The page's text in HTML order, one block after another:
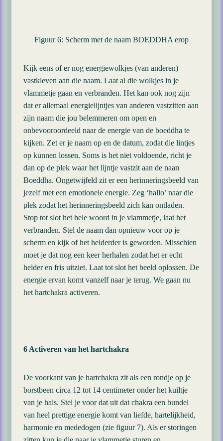
Figuur 6: Scherm met de naam BOEDDHA erop
Kijk eens of er nog energiewolkjes (van anderen)
vastkleven aan die naam. Laat al die wolkjes in je
vlammetje gaan en verbranden. Het kan ook nog zijn
dat er allemaal energielijntjes van anderen vastzitten aan
zijn naam die jou belemmeren om open en
onbevooroordeeld naar de energie van de boeddha te
kijken. Zet er je naam op en de datum, zodat die lintjes
op kunnen lossen. Soms is het niet voldoende, richt je
dan op de plek waar het lijntje vastzit aan de naan
Boeddha. Ongetwijfeld zit er een herinneringsbeeld van
jezelf met een emotionele energie. Zeg ‘hallo’ naar die
plek zodat het herinneringsbeeld zich kan ontladen.
Stop tot slot het hele woord in je vlammetje, laat het
verbranden. Stel de naam dan opnieuw voor op je
scherm en kijk of het helderder is geworden. Misschien
moet je dat nog een keer herhalen zodat het er echt
helder en fris uitziet. Laat tot slot het beeld oplossen. De
energie ervan komt vanzelf naar je terug. We gaan nu
het hartchakra activeren.
6 Activeren van het hartchakra
De voorkant van je hartchakra zit als een rondje op je
borstbeen circa 12 tot 14 centimeter onder het kuiltje
van je hals. Stel je voor dat uit dat chakra een bundel
van heel prettige energie komt van liefde, hartelijkheid,
harmonie en mededogen (zie figuur 7). Als er storingen